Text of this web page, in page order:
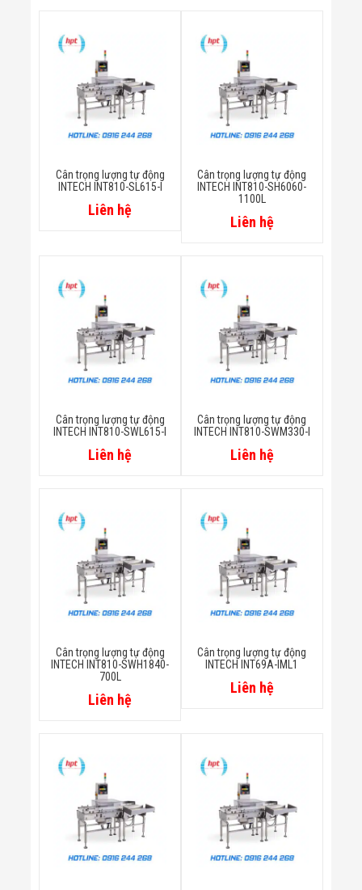
Thiết Bị Ngành
Giày Da, Túi
Xách
Khai
Thủy Sản
Dự Án Ngành
Điện Tử
Dự Án Ngành
Công An - Quân
Dự Án Khối Nhà
Dự Án Kho
Xưởng -
Cân trọng lượng tự động
INTECH INT810-SL615-I
Liên hệ
Cân trọng lượng tự động
INTECH INT810-SH6060-
1100L
Liên hệ
Cân trọng lượng tự động
INTECH INT810-SWL615-I
Liên hệ
Cân trọng lượng tự động
INTECH INT810-SWM330-I
Liên hệ
Cân trọng lượng tự động
INTECH INT810-SWH1840-
700L
Liên hệ
Cân trọng lượng tự động
INTECH INT69A-IML1
Liên hệ